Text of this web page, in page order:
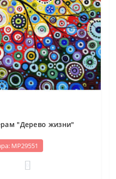
"Дерево жизни"
МР29551